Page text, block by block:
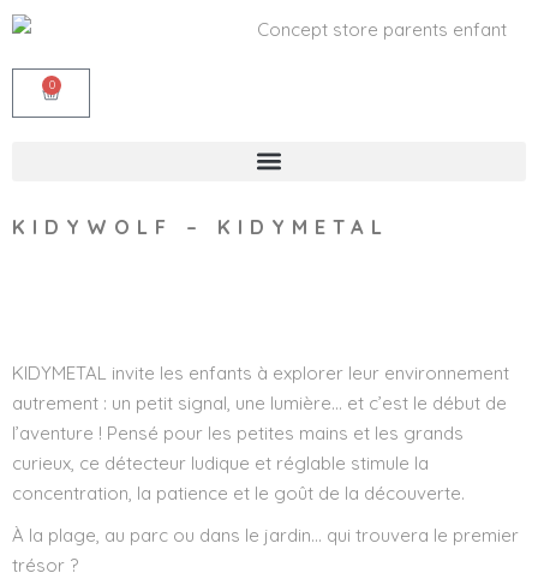
0
KIDYWOLF – KIDYMETAL
KIDYMETAL invite les enfants à explorer leur environnement
autrement : un petit signal, une lumière… et c’est le début de
l’aventure ! Pensé pour les petites mains et les grands
curieux, ce détecteur ludique et réglable stimule la
concentration, la patience et le goût de la découverte.
À la plage, au parc ou dans le jardin… qui trouvera le premier
trésor ?